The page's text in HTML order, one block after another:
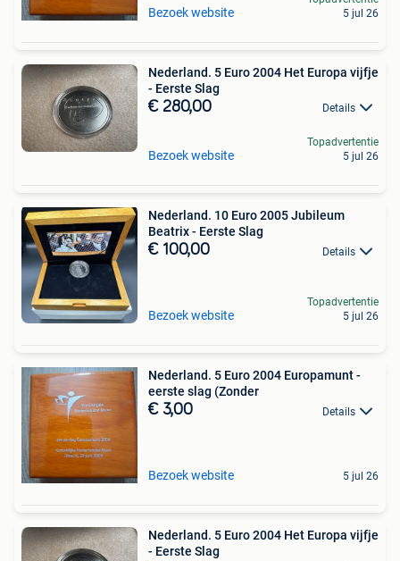
Bezoek website
5 jul 26
Nederland. 5 Euro 2004 Het Europa vijfje
- Eerste Slag
€ 280,00 Details
Bezoek website
Topadvertentie
5 jul 26
Nederland. 10 Euro 2005 Jubileum
Beatrix - Eerste Slag
€ 100,00 Details
Bezoek website
Topadvertentie
5 jul 26
Nederland. 5 Euro 2004 Europamunt -
eerste slag (Zonder
€ 3,00 Details
Bezoek website 5 jul 26
Nederland. 5 Euro 2004 Het Europa vijfje
- Eerste Slag